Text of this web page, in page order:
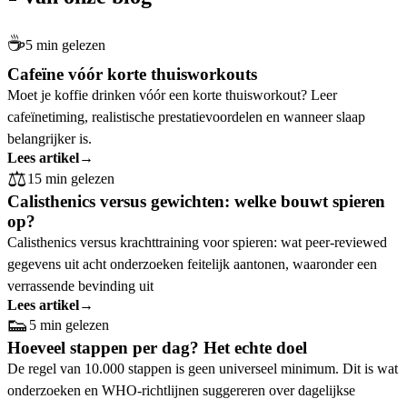
☕5 min gelezen
Cafeïne vóór korte thuisworkouts
Moet je koffie drinken vóór een korte thuisworkout? Leer
cafeïnetiming, realistische prestatievoordelen en wanneer slaap
belangrijker is.
Lees artikel→
⚖️15 min gelezen
Calisthenics versus gewichten: welke bouwt spieren
op?
Calisthenics versus krachttraining voor spieren: wat peer-reviewed
gegevens uit acht onderzoeken feitelijk aantonen, waaronder een
verrassende bevinding uit
Lees artikel→
👟 5 min gelezen
Hoeveel stappen per dag? Het echte doel
De regel van 10.000 stappen is geen universeel minimum. Dit is wat
onderzoeken en WHO-richtlijnen suggereren over dagelijkse